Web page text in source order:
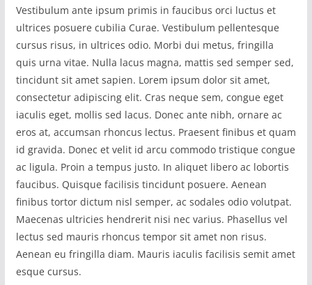
Vestibulum ante ipsum primis in faucibus orci luctus et
ultrices posuere cubilia Curae. Vestibulum pellentesque
cursus risus, in ultrices odio. Morbi dui metus, fringilla
quis urna vitae. Nulla lacus magna, mattis sed semper sed,
tincidunt sit amet sapien. Lorem ipsum dolor sit amet,
consectetur adipiscing elit. Cras neque sem, congue eget
iaculis eget, mollis sed lacus. Donec ante nibh, ornare ac
eros at, accumsan rhoncus lectus. Praesent finibus et quam
id gravida. Donec et velit id arcu commodo tristique congue
ac ligula. Proin a tempus justo. In aliquet libero ac lobortis
faucibus. Quisque facilisis tincidunt posuere. Aenean
finibus tortor dictum nisl semper, ac sodales odio volutpat.
Maecenas ultricies hendrerit nisi nec varius. Phasellus vel
lectus sed mauris rhoncus tempor sit amet non risus.
Aenean eu fringilla diam. Mauris iaculis facilisis semit amet
esque cursus.